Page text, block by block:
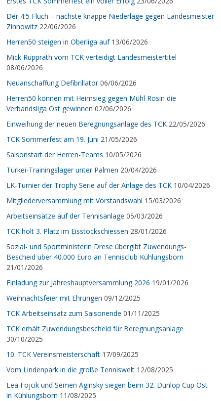
Der 4:5 Fluch – nächste knappe Niederlage gegen Landesmeister
Zinnowitz 22/06/2026
Herren50 steigen in Oberliga auf 13/06/2026
Mick Rupprath vom TCK verteidigt Landesmeistertitel
08/06/2026
Neuanschaffung Defibrillator 06/06/2026
Herren50 können mit Heimsieg gegen Mühl Rosin die
Verbandsliga Ost gewinnen 02/06/2026
Einweihung der neuen Beregnungsanlage des TCK 22/05/2026
TCK Sommerfest am 19. Juni 21/05/2026
Saisonstart der Herren-Teams 10/05/2026
Türkei-Trainingslager unter Palmen 20/04/2026
LK-Turnier der Trophy Serie auf der Anlage des TCK 10/04/2026
Mitgliederversammlung mit Vorstandswahl 15/03/2026
Arbeitseinsätze auf der Tennisanlage 05/03/2026
TCK holt 3. Platz im Eisstockschiessen 28/01/2026
Sozial- und Sportministerin Drese übergibt Zuwendungs-
Bescheid über 40.000 Euro an Tennisclub Kühlungsborn
21/01/2026
Einladung zur Jahreshauptversammlung 2026 19/01/2026
Weihnachtsfeier mit Ehrungen 09/12/2025
TCK Arbeitseinsatz zum Saisonende 01/11/2025
TCK erhält Zuwendungsbescheid für Beregnungsanlage
30/10/2025
10. TCK Vereinsmeisterschaft 17/09/2025
Vom Lindenpark in die große Tenniswelt 12/08/2025
Lea Fojcik und Semen Aginsky siegen beim 32. Dunlop Cup Ost
in Kühlungsborn 11/08/2025